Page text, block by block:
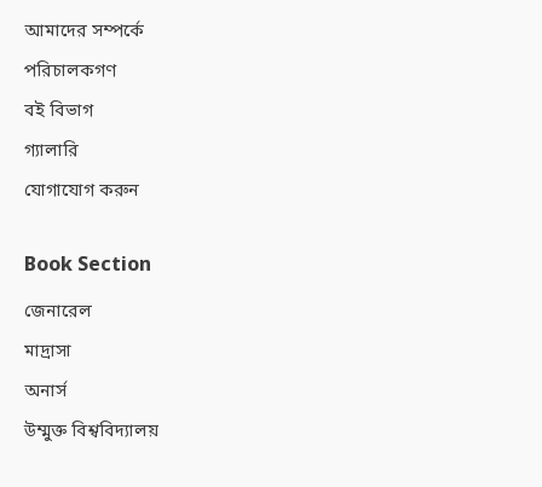
আমাদের সম্পর্কে
পরিচালকগণ
বই বিভাগ
গ্যালারি
যোগাযোগ করুন
Book Section
জেনারেল
মাদ্রাসা
অনার্স
উম্মুক্ত বিশ্ববিদ্যালয়